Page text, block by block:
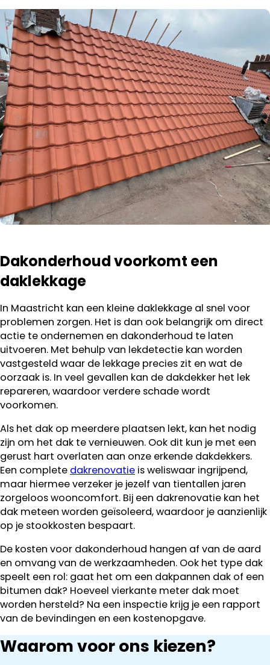
Dakonderhoud voorkomt een
daklekkage
In Maastricht kan een kleine daklekkage al snel voor
problemen zorgen. Het is dan ook belangrijk om direct
actie te ondernemen en dakonderhoud te laten
uitvoeren. Met behulp van lekdetectie kan worden
vastgesteld waar de lekkage precies zit en wat de
oorzaak is. In veel gevallen kan de dakdekker het lek
repareren, waardoor verdere schade wordt
voorkomen.
Als het dak op meerdere plaatsen lekt, kan het nodig
zijn om het dak te vernieuwen. Ook dit kun je met een
gerust hart overlaten aan onze erkende dakdekkers.
Een complete dakrenovatie is weliswaar ingrijpend,
maar hiermee verzeker je jezelf van tientallen jaren
zorgeloos wooncomfort. Bij een dakrenovatie kan het
dak meteen worden geïsoleerd, waardoor je aanzienlijk
op je stookkosten bespaart.
De kosten voor dakonderhoud hangen af van de aard
en omvang van de werkzaamheden. Ook het type dak
speelt een rol: gaat het om een dakpannen dak of een
bitumen dak? Hoeveel vierkante meter dak moet
worden hersteld? Na een inspectie krijg je een rapport
van de bevindingen en een kostenopgave.
Waarom voor ons kiezen?